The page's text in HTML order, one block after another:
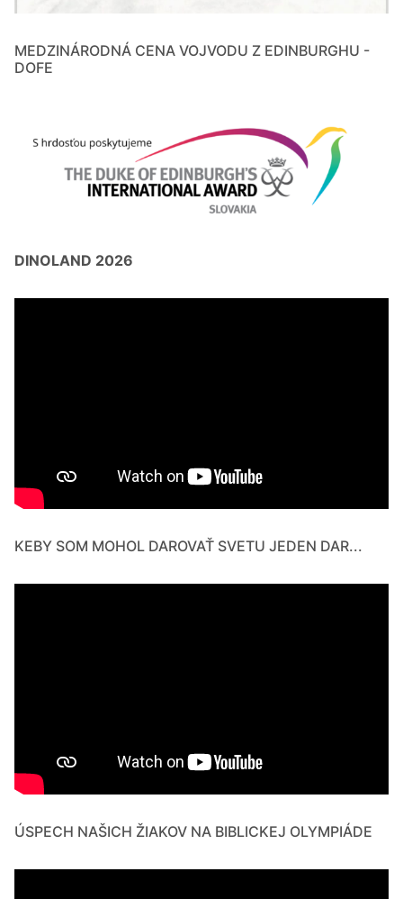
MEDZINÁRODNÁ CENA VOJVODU Z EDINBURGHU -
DOFE
DINOLAND 2026
KEBY SOM MOHOL DAROVAŤ SVETU JEDEN DAR...
ÚSPECH NAŠICH ŽIAKOV NA BIBLICKEJ OLYMPIÁDE